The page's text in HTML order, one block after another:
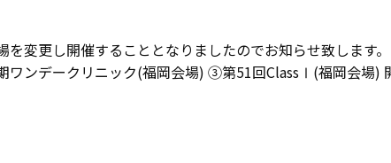
を変更し開催することとなりましたのでお知らせ致します
ンデークリニック(福岡会場) ③第51回ClassⅠ(福岡会場)